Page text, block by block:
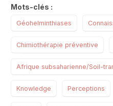
Mots-clés :
Géohelminthiases
Chimiothérapie préventive
Afrique subsaharienne/Soil-
Knowledge Perceptions